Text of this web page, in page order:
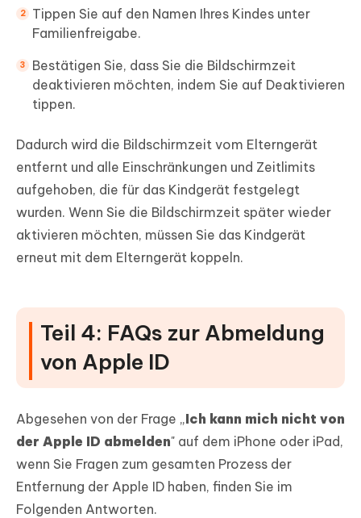
Tippen Sie auf den Namen Ihres Kindes unter
Familienfreigabe.
Bestätigen Sie, dass Sie die Bildschirmzeit
deaktivieren möchten, indem Sie auf Deaktivieren
tippen.
Dadurch wird die Bildschirmzeit vom Elterngerät
entfernt und alle Einschränkungen und Zeitlimits
aufgehoben, die für das Kindgerät festgelegt
wurden. Wenn Sie die Bildschirmzeit später wieder
aktivieren möchten, müssen Sie das Kindgerät
erneut mit dem Elterngerät koppeln.
Teil 4: FAQs zur Abmeldung
von Apple ID
Abgesehen von der Frage „Ich kann mich nicht von
der Apple ID abmelden" auf dem iPhone oder iPad,
wenn Sie Fragen zum gesamten Prozess der
Entfernung der Apple ID haben, finden Sie im
Folgenden Antworten.